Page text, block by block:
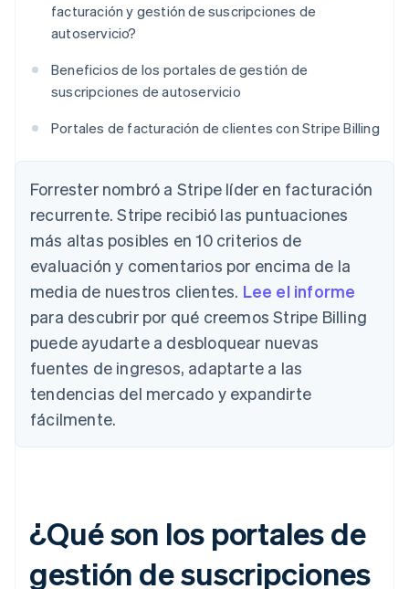
facturación y gestión de suscripciones de
autoservicio?
Beneficios de los portales de gestión de
suscripciones de autoservicio
Portales de facturación de clientes con Stripe Billing
Forrester nombró a Stripe líder en facturación
recurrente. Stripe recibió las puntuaciones
más altas posibles en 10 criterios de
evaluación y comentarios por encima de la
media de nuestros clientes. Lee el informe
para descubrir por qué creemos Stripe Billing
puede ayudarte a desbloquear nuevas
fuentes de ingresos, adaptarte a las
tendencias del mercado y expandirte
fácilmente.
¿Qué son los portales de
gestión de suscripciones